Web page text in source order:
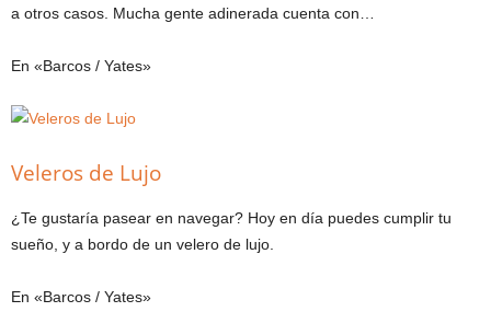
a otros casos. Mucha gente adinerada cuenta con…
En «Barcos / Yates»
Veleros de Lujo
¿Te gustaría pasear en navegar? Hoy en día puedes cumplir tu
sueño, y a bordo de un velero de lujo.
En «Barcos / Yates»